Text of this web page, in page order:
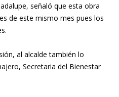
señaló que esta obra
de este mismo mes pues los
al alcalde también lo
Secretaria del Bienestar